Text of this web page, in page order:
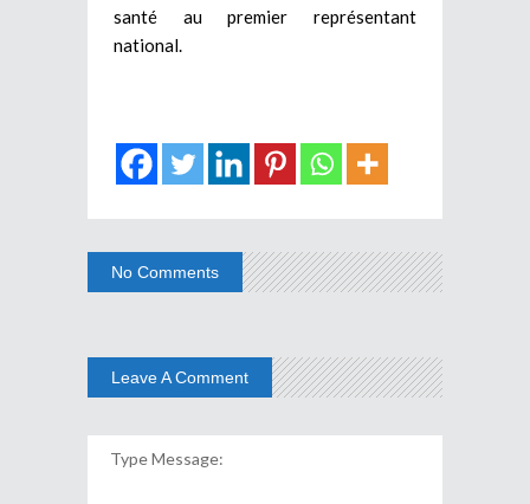
santé au premier représentant
national.
No Comments
Leave A Comment